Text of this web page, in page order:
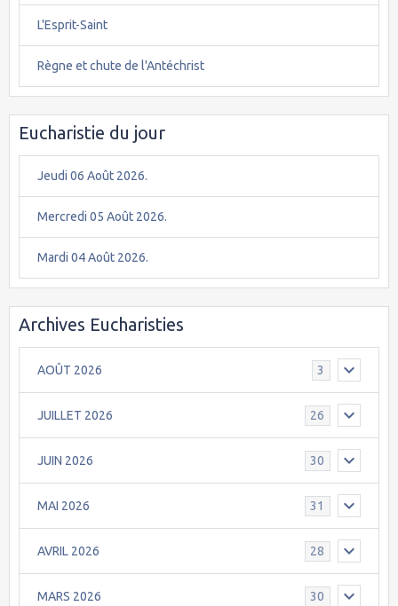
L'Esprit-Saint
Règne et chute de l'Antéchrist
Eucharistie du jour
Jeudi 06 Août 2026.
Mercredi 05 Août 2026.
Mardi 04 Août 2026.
Archives Eucharisties
AOÛT 2026 3
JUILLET 2026 26
JUIN 2026 30
MAI 2026 31
AVRIL 2026 28
MARS 2026 30